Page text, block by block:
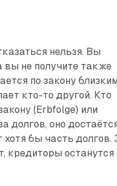
нельзя. Вы
вы не получите также
по закону
кто-то другой. Кто
(Erbfolge) или
долгов, оно
хотя бы часть долгов.
кредиторы останутся